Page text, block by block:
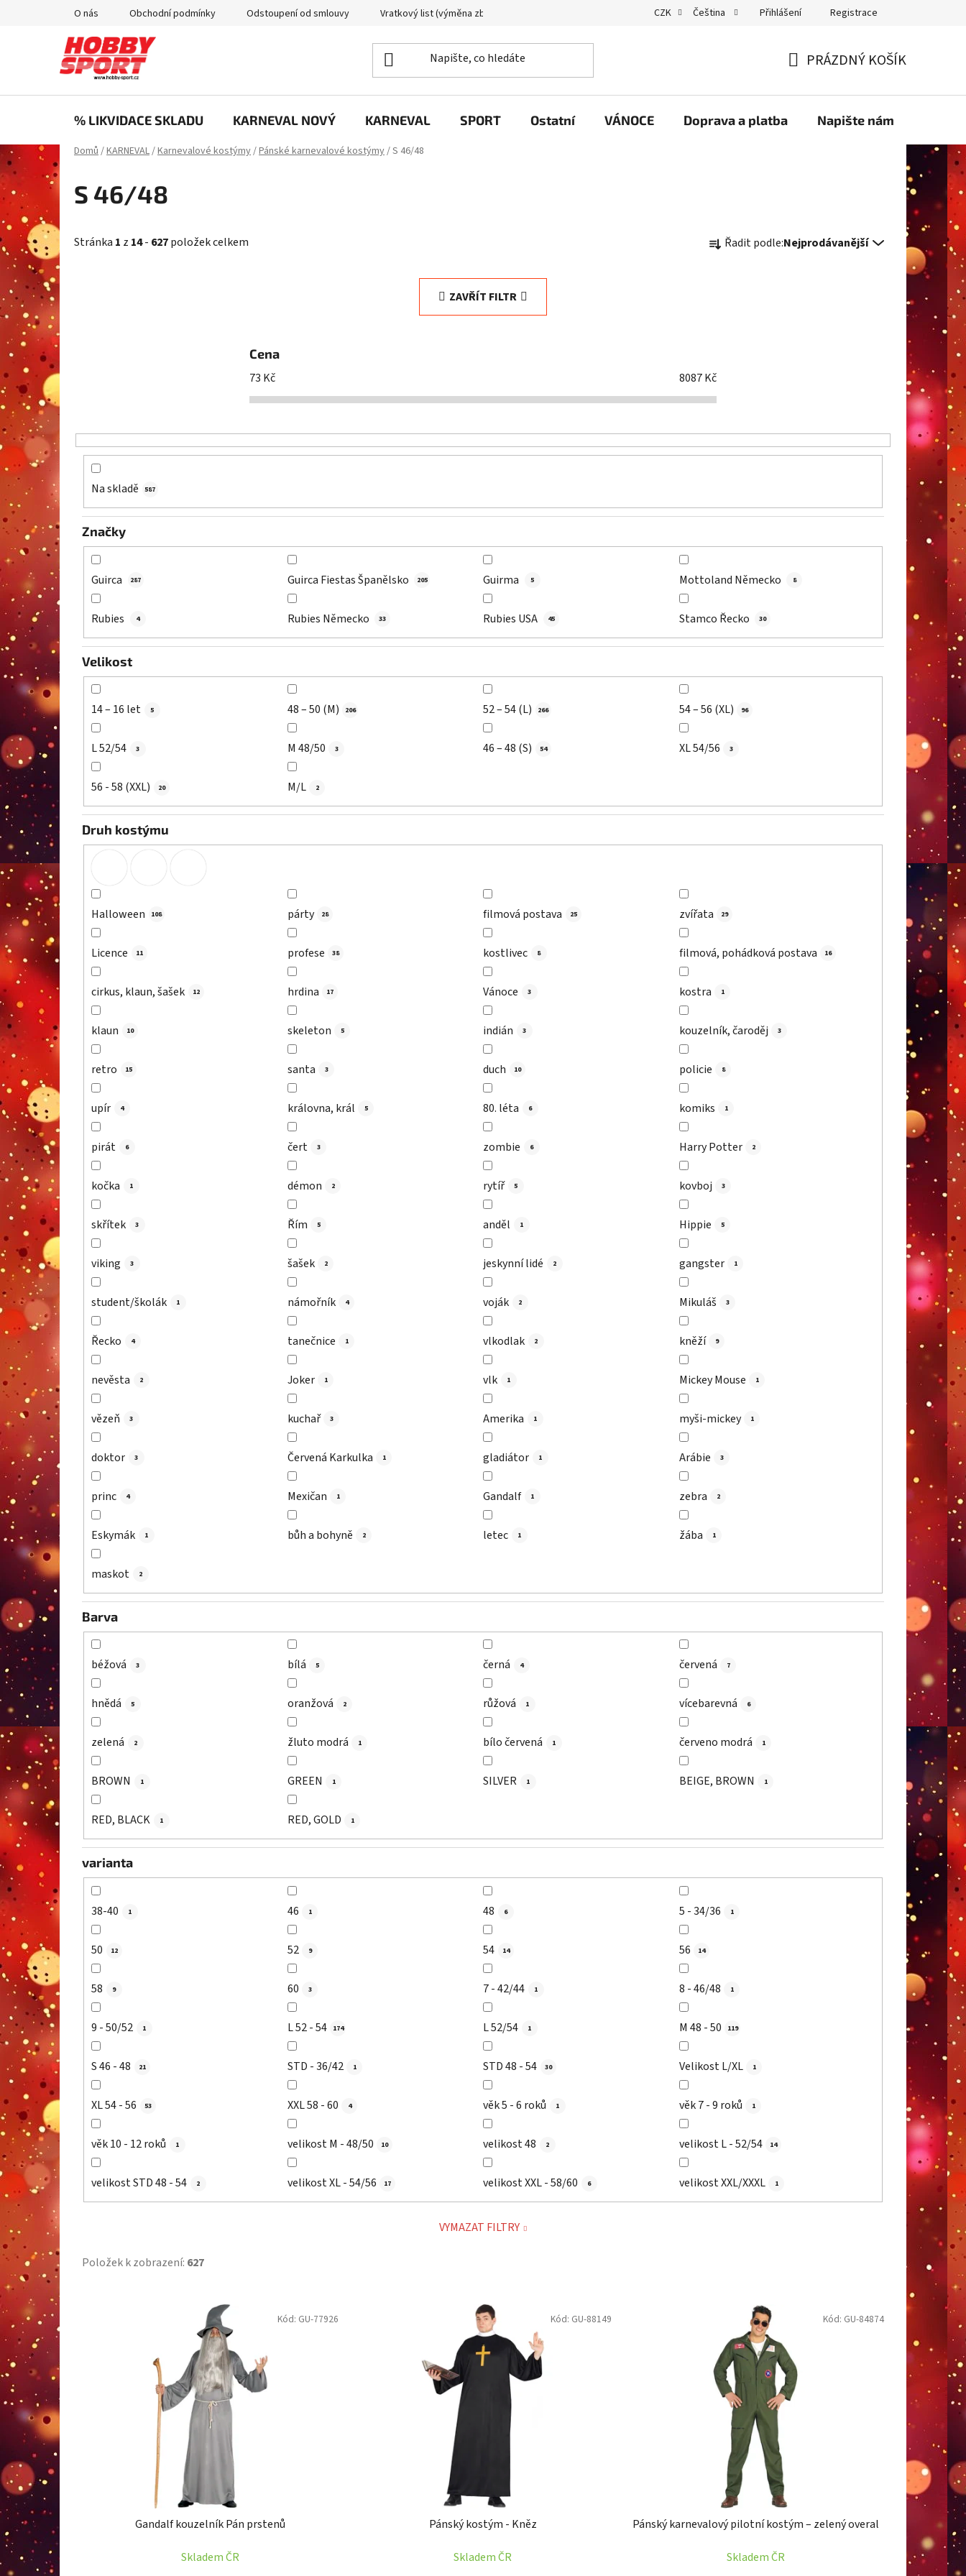
O nás Obchodní podmínky Odstoupení od smlouvy Vratkový list (výměna zboží) GDPR
CZK Čeština Přihlášení Registrace
KOŠÍK
PRÁZDNÝ KOŠÍK
% LIKVIDACE SKLADU KARNEVAL NOVÝ KARNEVAL SPORT Ostatní VÁNOCE Doprava a platba Napište nám
Domů/KARNEVAL/Karnevalové kostýmy/Pánské karnevalové kostýmy/S 46/48
S 46/48
Stránka 1 z 14- 627položek celkem
a
o
d
k
t
Řadit podle:Nejprodávanější
ZAVŘÍT FILTR
Cena
73 Kč 8087Kč
Na skladě 587
Značky
Guirca 287 Guirca Fiestas Španělsko 205 Guirma 5 Mottoland Německo 8
Rubies 4 Rubies Německo 33 Rubies USA 45 Stamco Řecko 30
Velikost
14 – 16 let 5 48 – 50 (M) 206 52 – 54 (L) 266 54 – 56 (XL) 96
L 52/54 3 M 48/50 3 46 – 48 (S) 54 XL 54/56 3
56 - 58 (XXL) 20 M/L 2
Druh kostýmu
Halloween 108 párty 28 filmová postava 25 zvířata 29
Licence 11 profese 38 kostlivec 8 filmová, pohádková postava 16
cirkus, klaun, šašek 12 hrdina 17 Vánoce 3 kostra 1
klaun 10 skeleton 5 indián 3 kouzelník, čaroděj 3
retro 15 santa 3 duch 10 policie 8
upír 4 královna, král 5 80. léta 6 komiks 1
pirát 6 čert 3 zombie 6 Harry Potter 2
kočka 1 démon 2 rytíř 5 kovboj 3
skřítek 3 Řím 5 anděl 1 Hippie 5
viking 3 šašek 2 jeskynní lidé 2 gangster 1
student/školák 1 námořník 4 voják 2 Mikuláš 3
Řecko 4 tanečnice 1 vlkodlak 2 kněží 9
nevěsta 2 Joker 1 vlk 1 Mickey Mouse 1
vězeň 3 kuchař 3 Amerika 1 myši-mickey 1
doktor 3 Červená Karkulka 1 gladiátor 1 Arábie 3
princ 4 Mexičan 1 Gandalf 1 zebra 2
Eskymák 1 bůh a bohyně 2 letec 1 žába 1
maskot 2
Barva
béžová 3 bílá 5 černá 4 červená 7
hnědá 5 oranžová 2 růžová 1 vícebarevná 6
zelená 2 žluto modrá 1 bílo červená 1 červeno modrá 1
BROWN 1 GREEN 1 SILVER 1 BEIGE, BROWN 1
RED, BLACK 1 RED, GOLD 1
varianta
38-40 1 46 1 48 6 5 - 34/36 1
50 12 52 9 54 14 56 14
58 9 60 3 7 - 42/44 1 8 - 46/48 1
9 - 50/52 1 L 52 - 54 174 L 52/54 1 M 48 - 50 119
S 46 - 48 21 STD - 36/42 1 STD 48 - 54 30 Velikost L/XL 1
XL 54 - 56 53 XXL 58 - 60 4 věk 5 - 6 roků 1 věk 7 - 9 roků 1
věk 10 - 12 roků 1 velikost M - 48/50 10 velikost 48 2 velikost L - 52/54 14
velikost STD 48 - 54 2 velikost XL - 54/56 17 velikost XXL - 58/60 6 velikost XXL/XXXL 1
VYMAZAT FILTRY
Položek k zobrazení: 627
Gandalf kouzelník Pán prstenů
Skladem ČR
Kód: GU-77926
Pánský kostým - Kněz
Skladem ČR
Kód: GU-88149
Pánský karnevalový pilotní kostým – zelený overal
Skladem ČR
Kód: GU-84874